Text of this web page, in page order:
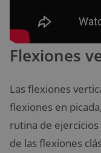
Flexiones
Las flexiones
flexiones en
rutina de
de las flexiones